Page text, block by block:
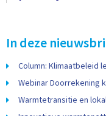
In deze
Column: Klimaatbeleid
Webinar Doorrekening
Warmtetransitie en